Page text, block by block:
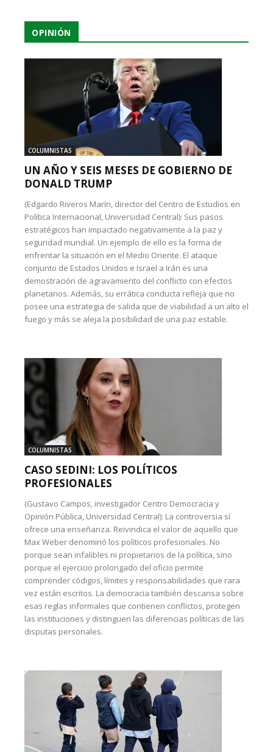
OPINIÓN
COLUMNISTAS
UN AÑO Y SEIS MESES DE GOBIERNO DE
DONALD TRUMP
(Edgardo Riveros Marín, director del Centro de Estudios en
Política Internacional, Universidad Central): Sus pasos
estratégicos han impactado negativamente a la paz y
seguridad mundial. Un ejemplo de ello es la forma de
enfrentar la situación en el Medio Oriente. El ataque
conjunto de Estados Unidos e Israel a Irán es una
demostración de agravamiento del conflicto con efectos
planetarios. Además, su errática conducta refleja que no
posee una estrategia de salida que de viabilidad a un alto el
fuego y más se aleja la posibilidad de una paz estable.
COLUMNISTAS
CASO SEDINI: LOS POLÍTICOS
PROFESIONALES
(Gustavo Campos, investigador Centro Democracia y
Opinión Pública, Universidad Central): La controversia sí
ofrece una enseñanza. Reivindica el valor de aquello que
Max Weber denominó los políticos profesionales. No
porque sean infalibles ni propietarios de la política, sino
porque el ejercicio prolongado del oficio permite
comprender códigos, límites y responsabilidades que rara
vez están escritos. La democracia también descansa sobre
esas reglas informales que contienen conflictos, protegen
las instituciones y distinguen las diferencias políticas de las
disputas personales.